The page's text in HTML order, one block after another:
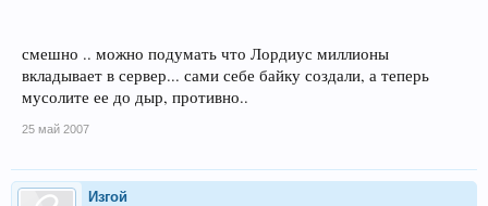
смешно .. можно подумать что Лордиус миллионы
вкладывает в сервер... сами себе байку создали, а теперь
мусолите ее до дыр, противно..
25 май 2007
Изгой